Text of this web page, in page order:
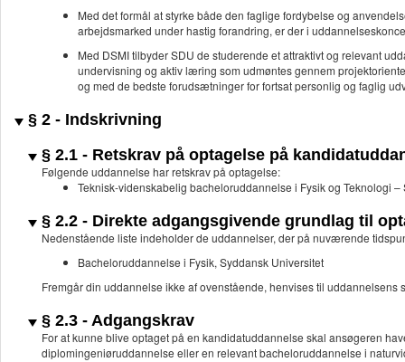
Med det formål at styrke både den faglige fordybelse og
arbejdsmarked under hastig forandring, er der i
Med DSMI tilbyder SDU de studerende et attraktivt og relevant
undervisning og aktiv læring som udmøntes gennem
og med de bedste forudsætninger for fortsat personlig og faglig
§ 2 - Indskrivning
§ 2.1 - Retskrav på optagelse på
Følgende uddannelse har retskrav på optagelse:
Teknisk-videnskabelig bacheloruddannelse i Fysik og Teknologi –
§ 2.2 - Direkte adgangsgivende grundlag til
Nedenstående liste indeholder de uddannelser, der på nuværende
Bacheloruddannelse i Fysik, Syddansk Universitet
Fremgår din uddannelse ikke af ovenstående, henvises til
§ 2.3 - Adgangskrav
For at kunne blive optaget på en kandidatuddannelse skal ansøgeren
diplomingeniøruddannelse eller en relevant bacheloruddannelse i